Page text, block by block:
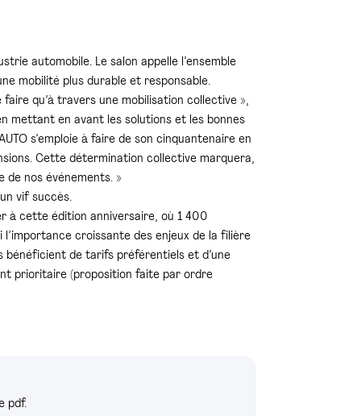
automobile. Le salon appelle l’ensemble
mobilité plus durable et responsable.
qu’à travers une mobilisation collective »,
mettant en avant les solutions et les bonnes
s’emploie à faire de son cinquantenaire en
Cette détermination collective marquera,
nos événements. »
vif succès.
à cette édition anniversaire, où 1 400
croissante des enjeux de la filière
bénéficient de tarifs préférentiels et d’une
prioritaire (proposition faite par ordre
pdf.